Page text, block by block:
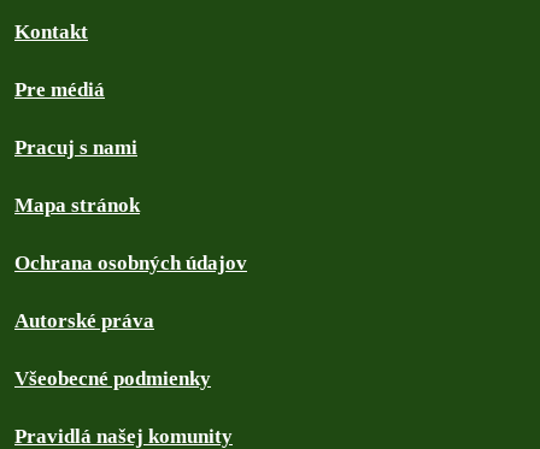
Kontakt
Pre médiá
Pracuj s nami
Mapa stránok
Ochrana osobných údajov
Autorské práva
Všeobecné podmienky
Pravidlá našej komunity